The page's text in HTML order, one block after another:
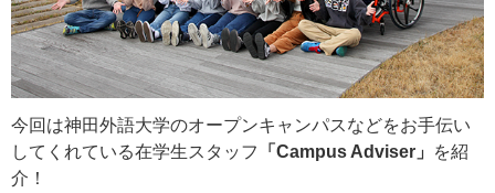
今回は神田外語大学のオープンキャンパスなどをお手伝い
してくれている在学生スタッフ
「Campus Adviser」
を紹
介！